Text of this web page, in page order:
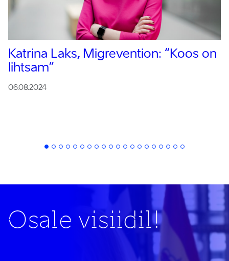
Katrina Laks, Migrevention: “Koos on
lihtsam”
06.08.2024
Osale visiidil!